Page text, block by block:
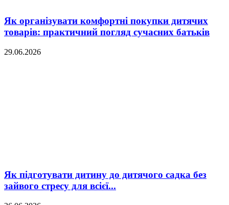
Як організувати комфортні покупки дитячих
товарів: практичний погляд сучасних батьків
29.06.2026
Як підготувати дитину до дитячого садка без
зайвого стресу для всієї...